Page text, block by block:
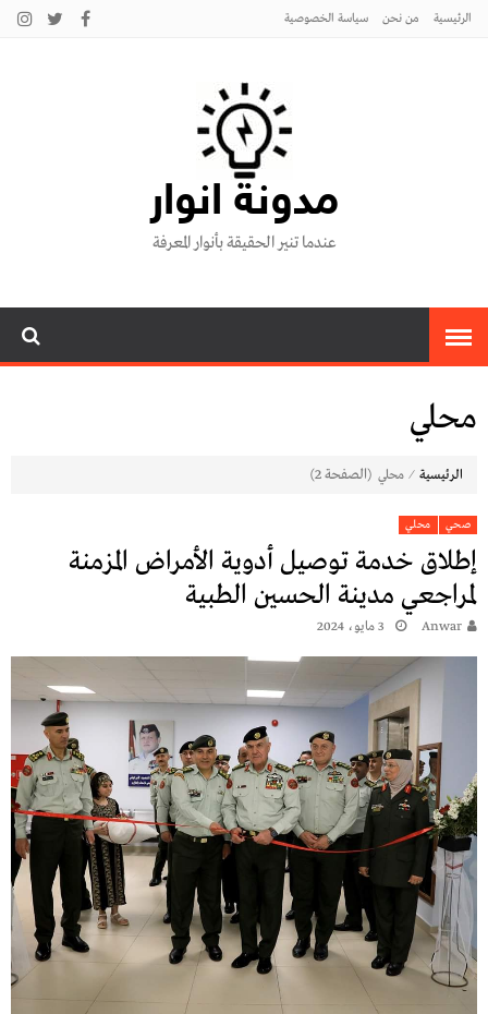
الرئيسية من نحن سياسة الخصوصية
مدونة انوار
عندما تنير الحقيقة بأنوار المعرفة
محلي
الرئيسية ⁄ محلي (الصفحة 2)
صحي محلي
إطلاق خدمة توصيل أدوية الأمراض المزمنة
لمراجعي مدينة الحسين الطبية
Anwar 3 مايو، 2024